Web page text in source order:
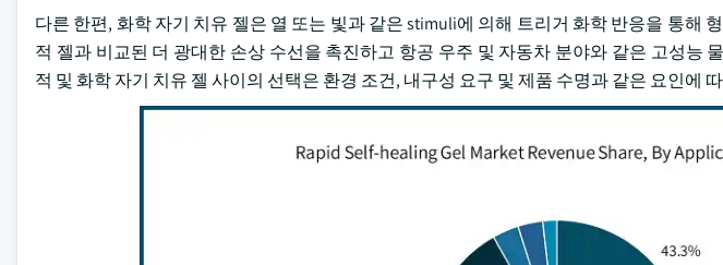
다른 한편, 화학 자기 치유 젤은 열 또는 빛과 같은 stimuli에 의해 트리거 화학 반응을 통해
적 젤과 비교된 더 광대한 손상 수선을 촉진하고 항공 우주 및 자동차 분야와 같은 고성능
적 및 화학 자기 치유 젤 사이의 선택은 환경 조건, 내구성 요구 및 제품 수명과 같은 요인에